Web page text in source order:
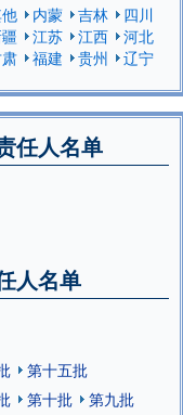
内蒙 吉林
四川
江苏 江西
河北
福建 贵州
辽宁
任人名单
人名单
第十五批
第十批
第九批